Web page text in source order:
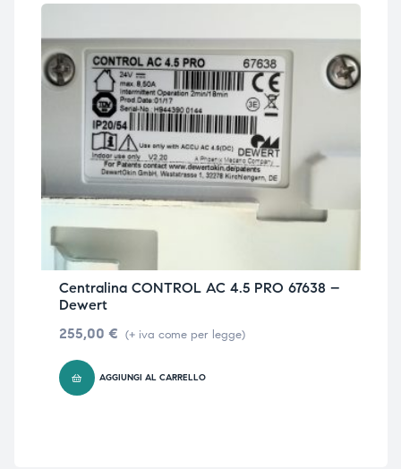
Centralina CONTROL AC 4.5 PRO 67638 –
Dewert
255,00 € (+ iva come per legge)
AGGIUNGI AL CARRELLO